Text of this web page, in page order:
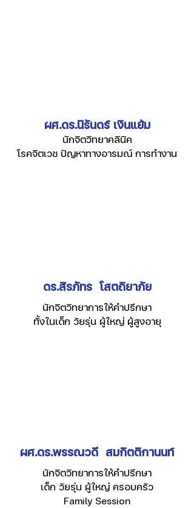
ผศ.ดร.นิรันดร์ เงินแย้ม
นักจิตวิทยาคลินิค
โรคจิตเวช ปัญหาทางอารมณ์ การทำงาน
ดร.สิรภัทร โสตถิยาภัย
นักจิตวิทยาการให้คำปรึกษา
ทั้งในเด็ก วัยรุ่น ผู้ใหญ่ ผู้สูงอายุ
ผศ.ดร.พรรณวดี สมกิตติกานนท์
นักจิตวิทยาการให้คำปรึกษา
เด็ก วัยรุ่น ผู้ใหญ่ ครอบครัว
Family Session